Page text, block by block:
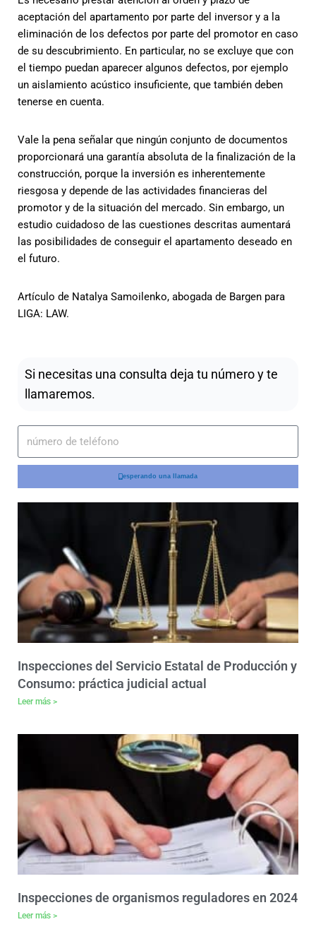
aceptación del apartamento por parte del inversor y a la
eliminación de los defectos por parte del promotor en caso
de su descubrimiento. En particular, no se excluye que con
el tiempo puedan aparecer algunos defectos, por ejemplo
un aislamiento acústico insuficiente, que también deben
tenerse en cuenta.
Vale la pena señalar que ningún conjunto de documentos
proporcionará una garantía absoluta de la finalización de la
construcción, porque la inversión es inherentemente
riesgosa y depende de las actividades financieras del
promotor y de la situación del mercado. Sin embargo, un
estudio cuidadoso de las cuestiones descritas aumentará
las posibilidades de conseguir el apartamento deseado en
el futuro.
Artículo de Natalya Samoilenko, abogada de Bargen para
LIGA: LAW.
Si necesitas una consulta deja tu número y te
llamaremos.
esperando una llamada
Inspecciones del Servicio Estatal de Producción y
Consumo: práctica judicial actual
Leer más >
Inspecciones de organismos reguladores en 2024
Leer más >